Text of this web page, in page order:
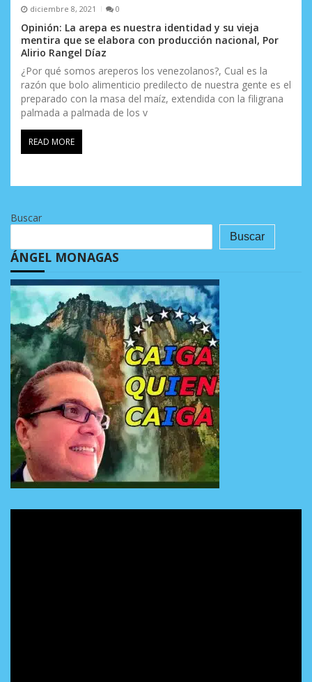
diciembre 8, 2021 0
Opinión: La arepa es nuestra identidad y su vieja
mentira que se elabora con producción nacional, Por
Alirio Rangel Díaz
¿Por qué somos areperos los venezolanos?, Cual es la
razón que bolo alimenticio predilecto de nuestra gente es el
preparado con la masa del maíz, extendida con la filigrana
palmada a palmada de los v
READ MORE
Buscar
Buscar
ÁNGEL MONAGAS